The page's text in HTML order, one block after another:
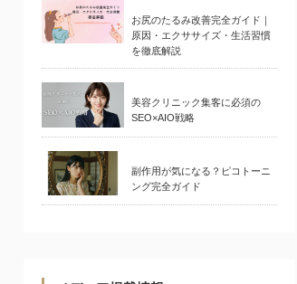
お尻のたるみ改善完全ガイド｜
原因・エクササイズ・生活習慣
を徹底解説
美容クリニック集客に必須の
SEO×AIO戦略
副作用が気になる？ピコトーニ
ング完全ガイド